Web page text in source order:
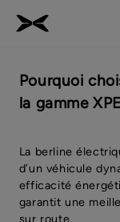
Pourquoi
la gamme
La berline
d’un véhicule
efficacité
garantit une
sur route.